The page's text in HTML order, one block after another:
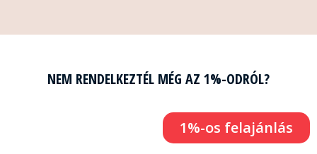
NEM RENDELKEZTÉL MÉG AZ 1%-ODRÓL?
1%-os felajánlás